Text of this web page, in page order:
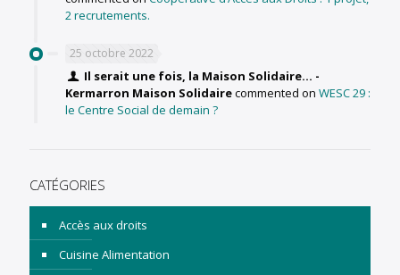
2 recrutements.
25 octobre 2022
Il serait une fois, la Maison Solidaire... -
Kermarron Maison Solidairecommented on WESC 29 :
le Centre Social de demain ?
CATÉGORIES
Accès aux droits
Cuisine Alimentation